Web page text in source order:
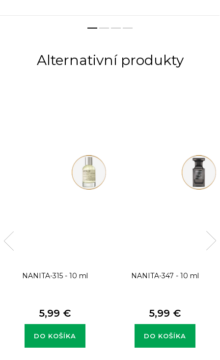
BYREDO GYPSY WATER,
NANITA-315 - 10 ml
5,99 €
DO KOŠÍKA
NANITA-347 - 10 ml
5,99 €
DO KOŠÍKA